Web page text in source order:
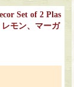
Set of 2 Plas
モン、マーガ